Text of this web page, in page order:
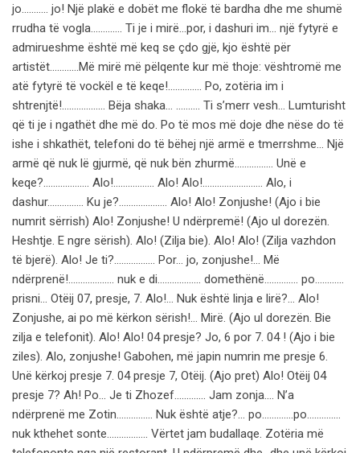
jo……….. jo! Një plakë e dobët me flokë të bardha dhe me shumë
rrudha të vogla…………. Ti je i mirë…por, i dashuri im… një fytyrë e
admirueshme është më keq se çdo gjë, kjo është për
artistët…………Më mirë më pëlqente kur më thoje: vështromë me
atë fytyrë të vockël e të keqe!………….. Po, zotëria im i
shtrenjtë!……………… Bëja shaka… ………. Ti s’merr vesh… Lumturisht
që ti je i ngathët dhe më do. Po të mos më doje dhe nëse do të
ishe i shkathët, telefoni do të bëhej një armë e tmerrshme… Një
armë që nuk lë gjurmë, që nuk bën zhurmë……………. Unë e
keqe?………………. Alo!…………….. Alo! Alo!……………………. Alo, i
dashur…………… Ku je?……………….. Alo! Alo! Zonjushe! (Ajo i bie
numrit sërrish) Alo! Zonjushe! U ndërpremë! (Ajo ul dorezën.
Heshtje. E ngre sërish). Alo! (Zilja bie). Alo! Alo! (Zilja vazhdon
të bjerë). Alo! Je ti?…………….. Por… jo, zonjushe!… Më
ndërprenë!………………. nuk e di……………… domethënë………….. po…………
prisni… Otëij 07, presje, 7. Alo!… Nuk është linja e lirë?… Alo!
Zonjushe, ai po më kërkon sërish!… Mirë. (Ajo ul dorezën. Bie
zilja e telefonit). Alo! Alo! 04 presje? Jo, 6 por 7. 04 ! (Ajo i bie
ziles). Alo, zonjushe! Gabohen, më japin numrin me presje 6.
Unë kërkoj presje 7. 04 presje 7, Otëij. (Ajo pret) Alo! Otëij 04
presje 7? Ah! Po… Je ti Zhozef…………. Jam zonja…. N’a
ndërprenë me Zotin…………… Nuk është atje?… po………….po…………..
nuk kthehet sonte…………….. Vërtet jam budallaqe. Zotëria më